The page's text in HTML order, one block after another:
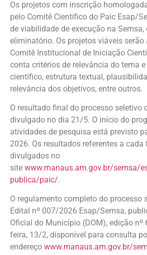
Os projetos com inscrição
pelo Comitê Científico do Paic Esap/
de viabilidade de execução na Semsa,
eliminatório. Os projetos viáveis
Comitê Institucional de Iniciação
conta critérios de relevância do tema
científico, estrutura textual,
relevância dos objetivos, entre outros.
O resultado final do processo seletivo
divulgado no dia 21/5. O início do
atividades de pesquisa está previsto
2026. Os resultados referentes a cada
divulgados no
site www.manaus.am.gov.br/semsa/
publica/paic/.
O regulamento completo do processo
Edital nº 007/2026 Esap/Semsa,
Oficial do Município (DOM), edição nº
feira, 13/2, disponível para consulta
endereço www.manaus.am.gov.br/